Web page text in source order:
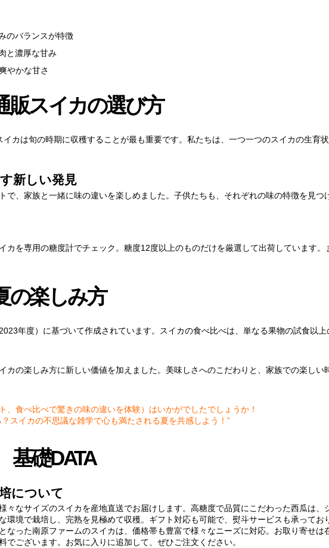
のバランスが特徴
と濃厚な甘み
やかな甘さ
販スイカの選び方
カは旬の時期に収穫することが最も重要です。私たちは、一つ一つのスイカの生育
新しい発見
で、家族と一緒に味の違いを楽しめました。子供たちも、それぞれの味の特徴を見
カを専用の糖度計でチェック。糖度12度以上のものだけを厳選して出荷しています
の楽しみ方
年度）に基づいて作成されています。スイカの食べ比べは、単なる果物の試食以
カの楽しみ方に新しい価値を加えました。美味しさへのこだわりと、家族での楽しい
、食べ比べで驚きの味の違いを体験）はいかがでしたでしょうか！
スイカの不思議な雑学で心も満たされる夏を共感しよう！”
礎DATA
について
々なサイズのスイカを産地直送でお届けします。高糖度で品質にこだわった西瓜は、
環境で栽培し、完熟を見極めて収穫。ギフト対応も可能で、熨斗サービスも承ってお
なった南原ファームのスイカは、価格帯も豊富で様々なニーズに対応。お取り寄せは
でございます。お気に入りに追加して、ぜひご注文ください。